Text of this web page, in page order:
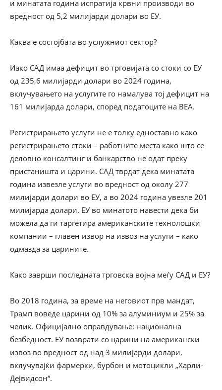
и минатата година испратија крвни производи во
вредност од 5,2 милијарди долари во ЕУ.
Каква е состојбата во услужниот сектор?
Иако САД имаа дефицит во трговијата со стоки со ЕУ
од 235,6 милијарди долари во 2024 година,
вклучувањето на услугите го намалува тој дефицит на
161 милијарда долари, според податоците на BEA.
Регистрирањето услуги не е толку едноставно како
регистрирањето стоки – работните места како што се
деловно консалтинг и банкарство не одат преку
пристаништа и царини. САД тврдат дека минатата
година извезле услуги во вредност од околу 277
милијарди долари во ЕУ, а во 2024 година увезле 201
милијарда долари. ЕУ во минатото навести дека би
можела да ги таргетира американските технолошки
компании – главен извор на извоз на услуги – како
одмазда за царините.
Како заврши последната трговска војна меѓу САД и ЕУ?
Во 2018 година, за време на неговиот прв мандат,
Трамп воведе царини од 10% за алуминиум и 25% за
челик. Официјално оправдување: национална
безбедност. ЕУ возврати со царини на американски
извоз во вредност од над 3 милијарди долари,
вклучувајќи фармерки, бурбон и мотоцикли „Харли-
Дејвидсон“.